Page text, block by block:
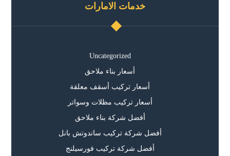
خدمات الامارات
Uncategorized
أسعار بناء ملاحق
أسعار تركيب أسقف معلقة
أسعار تركيب مظلات وسواتر
أفضل شركة بناء ملاحق
أفضل شركة تركيب ساندوتش بانل
أفضل شركة تركيب فورسيلنج